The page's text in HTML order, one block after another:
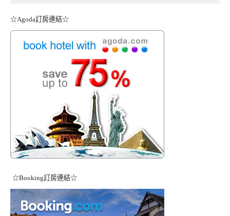
☆Agoda訂房連結☆
☆Booking訂房連結☆